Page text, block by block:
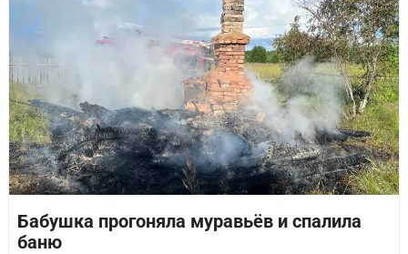
Бабушка прогоняла муравьёв и спалила
баню